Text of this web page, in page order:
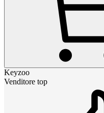
Keyzoo
Venditore top